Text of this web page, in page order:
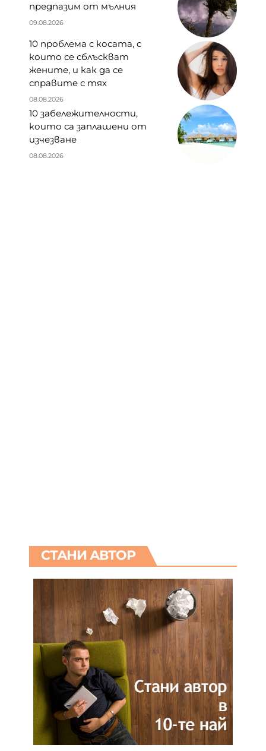
предпазим от мълния
09.08.2026
10 проблема с косата, с
които се сблъскват
жените, и как да се
справите с тях
08.08.2026
10 забележителности,
които са заплашени от
изчезване
08.08.2026
СТАНИ АВТОР